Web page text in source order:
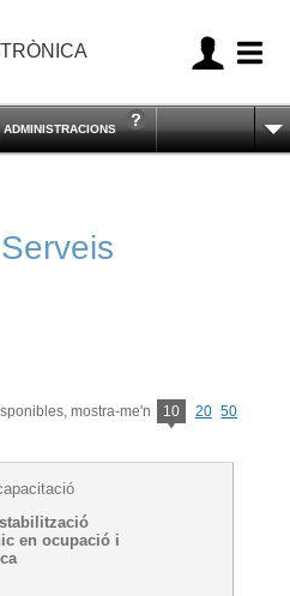
ADMINISTRACIONS
mostra-me'n 10 20 50
en ocupació i